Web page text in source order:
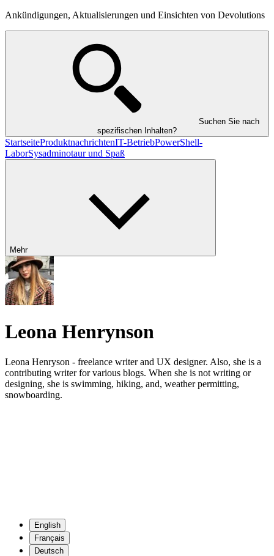
Ankündigungen, Aktualisierungen und Einsichten von Devolutions
Suchen Sie nach
spezifischen Inhalten?
StartseiteProduktnachrichtenIT-BetriebPowerShell-
LaborSysadminotaur und Spaß
Mehr
Leona Henrynson
Leona Henryson - freelance writer and UX designer. Also, she is a
contributing writer for various blogs. When she is not writing or
designing, she is swimming, hiking, and, weather permitting,
snowboarding.
English
Français
Deutsch